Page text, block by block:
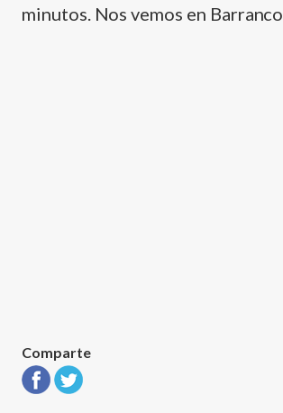
minutos. Nos vemos en Barranco.
Comparte